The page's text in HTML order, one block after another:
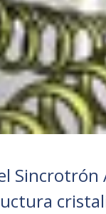
Sincrotrón